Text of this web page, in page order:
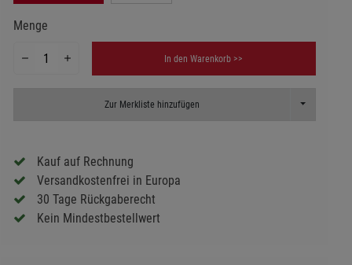
Menge
In den Warenkorb >>
Zur Merkliste hinzufügen Toggle
Kauf auf Rechnung
Versandkostenfrei in Europa
30 Tage Rückgaberecht
Kein Mindestbestellwert